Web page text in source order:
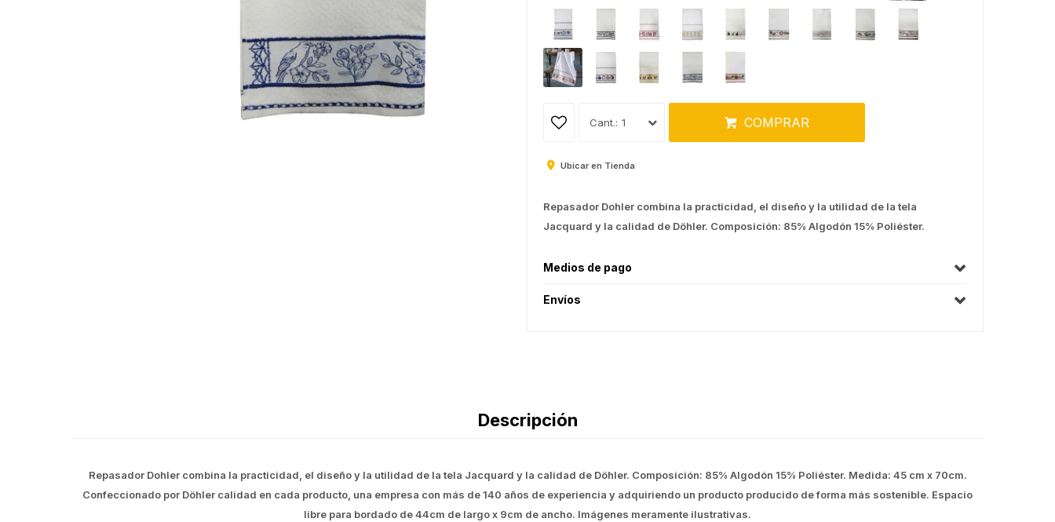
1 COMPRAR
Ubicar en Tienda
Repasador Dohler combina la practicidad, el diseño y la utilidad de la tela
Jacquard y la calidad de Döhler. Composición: 85% Algodón 15% Poliéster.
Medios de pago
Envíos
Descripción
Repasador Dohler combina la practicidad, el diseño y la utilidad de la tela Jacquard y la calidad de Döhler. Composición: 85% Algodón 15% Poliéster. Medida: 45 cm x 70cm.
Confeccionado por Döhler calidad en cada producto, una empresa con más de 140 años de experiencia y adquiriendo un producto producido de forma más sostenible. Espacio
libre para bordado de 44cm de largo x 9cm de ancho. Imágenes meramente ilustrativas.